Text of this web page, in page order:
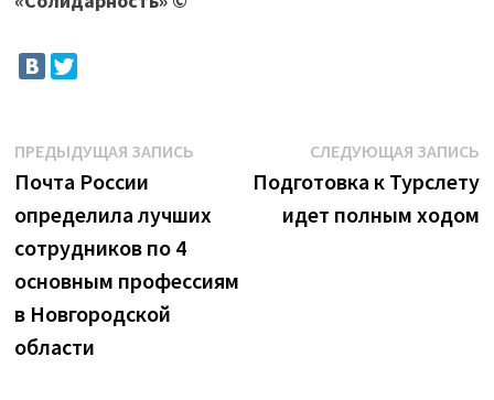
Навигация
по
записям
ПРЕДЫДУЩАЯ ЗАПИСЬ
запись:
Почта России
определила лучших
сотрудников по 4
основным профессиям
в Новгородской
области
СЛЕДУЮЩАЯ ЗАПИСЬ
Подготовка к Турслету
идет полным ходом